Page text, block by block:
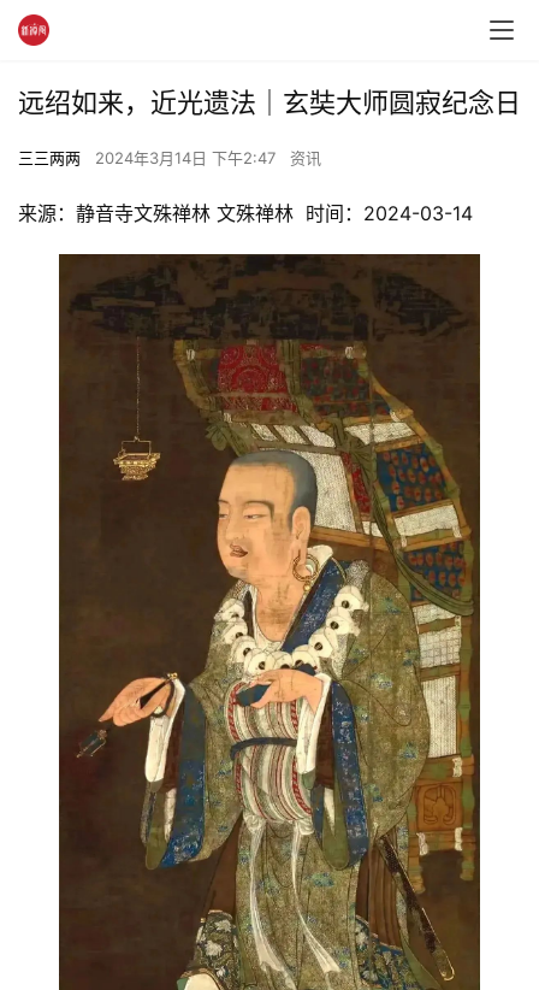
远绍如来，近光遗法｜玄奘大师圆寂纪念日
三三两两 2024年3月14日 下午2:47 资讯
来源：静音寺文殊禅林 文殊禅林  时间：2024-03-14